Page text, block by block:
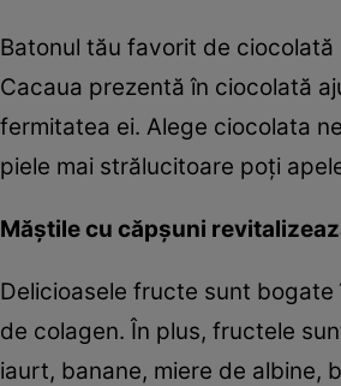
Batonul tău favorit de
Cacaua prezentă în ciocolată
fermitatea ei. Alege ciocolata
piele mai strălucitoare poţi
Măştile cu căpşuni
Delicioasele fructe sunt
de colagen. În plus, fructele
iaurt, banane, miere de albine,